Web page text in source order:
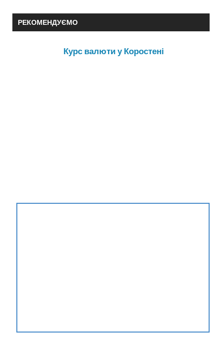
РЕКОМЕНДУЄМО
Курс валюти у Коростені